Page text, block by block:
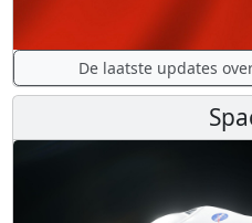
De laatste updates